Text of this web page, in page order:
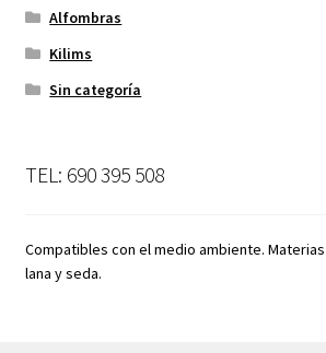
Alfombras
Kilims
Sin categoría
TEL: 690 395 508
Compatibles con el medio ambiente.
lana y seda.